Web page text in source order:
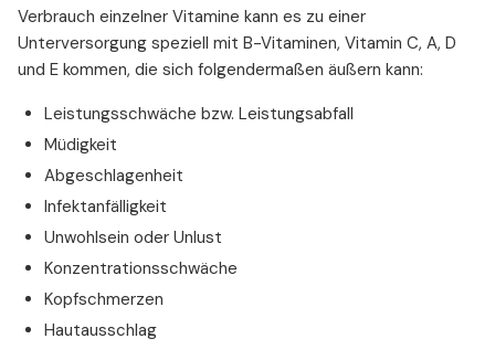
Verbrauch einzelner Vitamine kann es zu einer
Unterversorgung speziell mit B-Vitaminen, Vitamin C, A, D
und E kommen, die sich folgendermaßen äußern kann:
Leistungsschwäche bzw. Leistungsabfall
Müdigkeit
Abgeschlagenheit
Infektanfälligkeit
Unwohlsein oder Unlust
Konzentrationsschwäche
Kopfschmerzen
Hautausschlag